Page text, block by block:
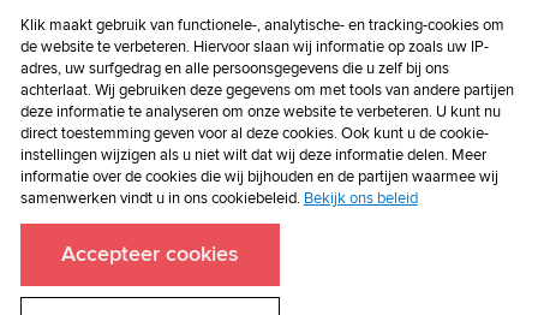
Cookiebeleid
Privacybeleid
Disclaimer
Klik maakt gebruik van functionele-, analytische- en tracking-cookies om
de website te verbeteren. Hiervoor slaan wij informatie op zoals uw IP-
adres, uw surfgedrag en alle persoonsgegevens die u zelf bij ons
achterlaat. Wij gebruiken deze gegevens om met tools van andere partijen
deze informatie te analyseren om onze website te verbeteren. U kunt nu
direct toestemming geven voor al deze cookies. Ook kunt u de cookie-
instellingen wijzigen als u niet wilt dat wij deze informatie delen. Meer
informatie over de cookies die wij bijhouden en de partijen waarmee wij
samenwerken vindt u in ons cookiebeleid. Bekijk ons beleid
Accepteer cookies